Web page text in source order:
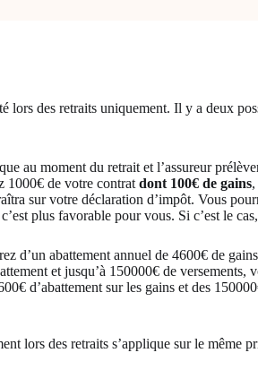
lors des retraits uniquement. Il y a deux
au moment du retrait et l’assureur
1000€ de votre contrat dont 100€ de gains
sur votre déclaration d’impôt. Vous
plus favorable pour vous. Si c’est le
d’un abattement annuel de 4600€ de
et jusqu’à 150000€ de versements,
d’abattement sur les gains et des
lors des retraits s’applique sur le même